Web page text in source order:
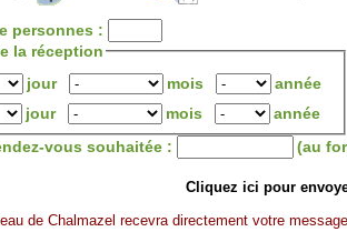
personnes :
la réception
jour mois
année
jour mois
année
vous souhaitée :
(au
Cliquez ici pour
de Chalmazel recevra directement votre